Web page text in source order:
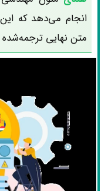
انجام می‌دهد که
متن نهایی